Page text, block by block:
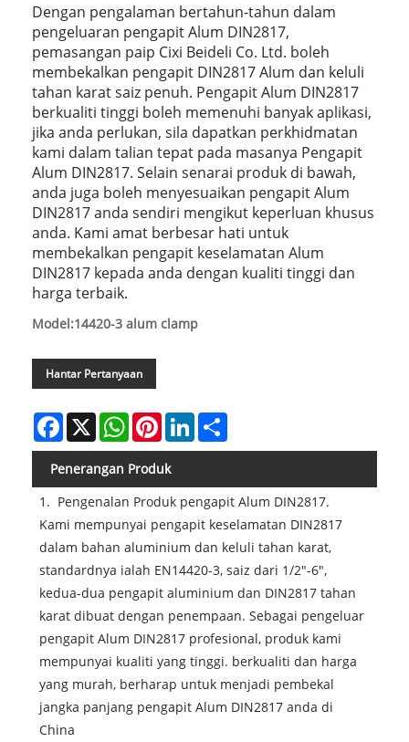
Dengan pengalaman bertahun-tahun dalam
pengeluaran pengapit Alum DIN2817,
pemasangan paip Cixi Beideli Co. Ltd. boleh
membekalkan pengapit DIN2817 Alum dan keluli
tahan karat saiz penuh. Pengapit Alum DIN2817
berkualiti tinggi boleh memenuhi banyak aplikasi,
jika anda perlukan, sila dapatkan perkhidmatan
kami dalam talian tepat pada masanya Pengapit
Alum DIN2817. Selain senarai produk di bawah,
anda juga boleh menyesuaikan pengapit Alum
DIN2817 anda sendiri mengikut keperluan khusus
anda. Kami amat berbesar hati untuk
membekalkan pengapit keselamatan Alum
DIN2817 kepada anda dengan kualiti tinggi dan
harga terbaik.
Model:14420-3 alum clamp
Hantar Pertanyaan
Facebook
X WhatsAppPinterestLinkedIn
Penerangan Produk
1. Pengenalan Produk pengapit Alum DIN2817.
Kami mempunyai pengapit keselamatan DIN2817
dalam bahan aluminium dan keluli tahan karat,
standardnya ialah EN14420-3, saiz dari 1/2"-6",
kedua-dua pengapit aluminium dan DIN2817 tahan
karat dibuat dengan penempaan. Sebagai pengeluar
pengapit Alum DIN2817 profesional, produk kami
mempunyai kualiti yang tinggi. berkualiti dan harga
yang murah, berharap untuk menjadi pembekal
jangka panjang pengapit Alum DIN2817 anda di
China